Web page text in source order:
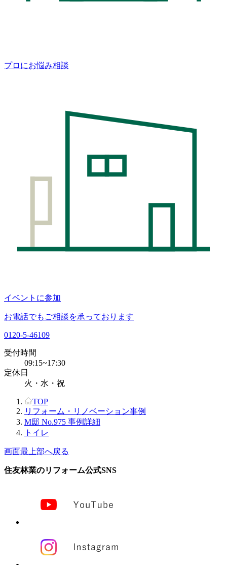
プロにお悩み相談
イベントに参加
お電話でもご相談を承っております
0120-5-46109
受付時間
09:15~17:30
定休日
火・水・祝
TOP
リフォーム・リノベーション事例
M邸 No.975 事例詳細
トイレ
画面最上部へ戻る
住友林業のリフォーム公式SNS